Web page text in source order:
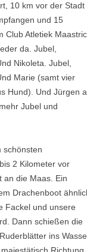
10 km vor der Stadt
und 15
Club Atletiek
da. Jubel,
Nikoleta. Jubel,
Marie (samt vier
Hund). Und Jürgen
Jubel und
schönsten
2 Kilometer vor
an die Maas. Ein
Drachenboot
Fackel und unsere
Dann schießen die
ins